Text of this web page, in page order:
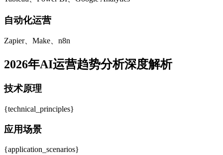
自动化运营
Zapier、Make、n8n
2026年AI运营趋势分析深度解析
技术原理
{technical_principles}
应用场景
{application_scenarios}